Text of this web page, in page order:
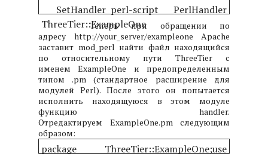
SetHandler perl-script PerlHandler
ThreeTier::ExampleOne
Теперь при обращении по
адресу http://your_server/exampleone Apache
заставит mod_perl найти файл находящийся
по относительному пути ThreeTier с
именем ExampleOne и предопределенным
типом .pm (стандартное расширение для
модулей Perl). После этого он попытается
исполнить находящуюся в этом модуле
функцию handler.
Отредактируем ExampleOne.pm следующим
образом:
package ThreeTier::ExampleOne;use